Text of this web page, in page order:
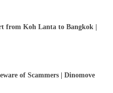
from Koh Lanta to Bangkok |
of Scammers | Dinomove